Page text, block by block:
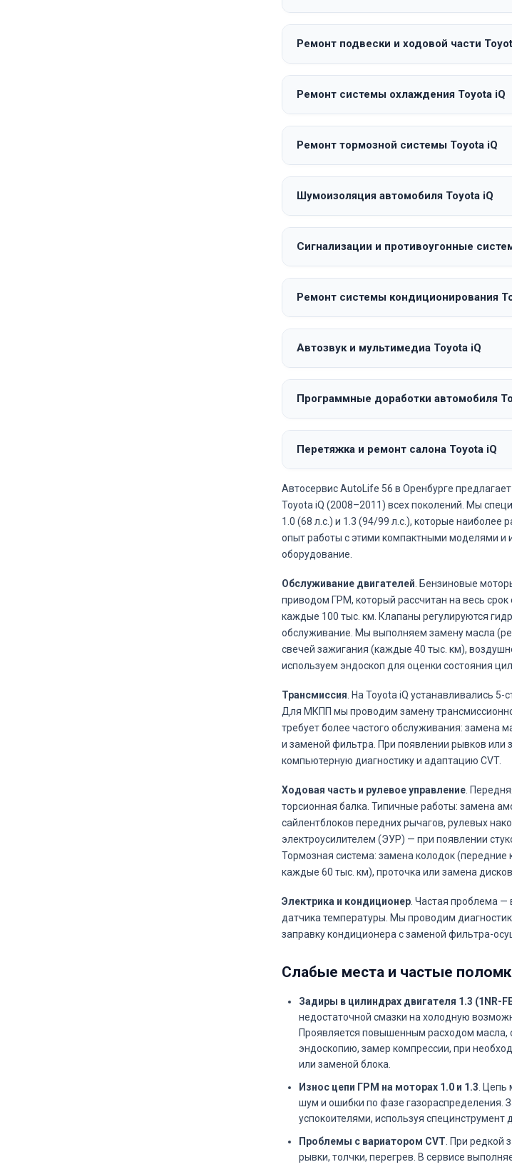
Ремонт подвески и ходовой части
Ремонт системы охлаждения Toyota iQ
Ремонт тормозной системы Toyota iQ
Шумоизоляция автомобиля Toyota iQ
Сигнализации и противоугонные
Ремонт системы кондиционирования
Автозвук и мультимедиа Toyota iQ
Программные доработки автомобиля
Перетяжка и ремонт салона Toyota iQ
Автосервис AutoLife 56 в Оренбурге
Toyota iQ (2008–2011) всех поколений. Мы
1.0 (68 л.с.) и 1.3 (94/99 л.с.), которые
опыт работы с этими компактными моделями и
оборудование.
Обслуживание двигателей . Бензиновые
приводом ГРМ, который рассчитан на весь
каждые 100 тыс. км. Клапаны регулируются
обслуживание. Мы выполняем замену масла
свечей зажигания (каждые 40 тыс. км),
используем эндоскоп для оценки состояния
Трансмиссия . На Toyota iQ устанавливались
Для МКПП мы проводим замену
требует более частого обслуживания: замена
и заменой фильтра. При появлении рывков
компьютерную диагностику и адаптацию CVT.
Ходовая часть и рулевое управление.
торсионная балка. Типичные работы: замена
сайлентблоков передних рычагов, рулевых
электроусилителем (ЭУР) — при появлении
Тормозная система: замена колодок
каждые 60 тыс. км), проточка или замена дисков.
Электрика и кондиционер. Частая проблема —
датчика температуры. Мы проводим
заправку кондиционера с заменой фильтра-
Слабые места и частые
Задиры в цилиндрах двигателя 1.3 (1NR-
недостаточной смазки на холодную
Проявляется повышенным расходом масла,
эндоскопию, замер компрессии, при
или заменой блока.
Износ цепи ГРМ на моторах 1.0 и 1.3 .
шум и ошибки по фазе газораспределения.
успокоителями, используя специнструмент
Проблемы с вариатором CVT . При
рывки, толчки, перегрев. В сервисе